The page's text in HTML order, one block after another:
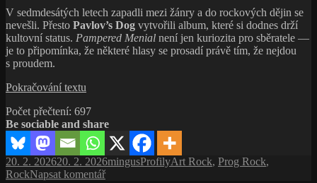
V sedmdesátých letech zapadli mezi žánry a do rockových dějin se
nevešli. Přesto Pavlov’s Dog vytvořili album, které si dodnes drží
kultovní status. Pampered Menial není jen kuriozita pro sběratele —
je to připomínka, že některé hlasy se prosadí právě tím, že nejdou
s proudem.
Pokračování textu
Hlas,
který
se
nedal
přeslechnout
Počet přečtení: 697
Be sociable and share
Publikováno:
20. 2. 202620. 2. 2026Autor:
mingusRubriky:
ProfilyŠtítky:
Art Rock, Prog Rock,
RockNapsat komentářpro